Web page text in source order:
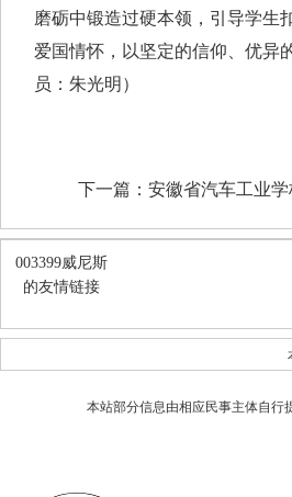
磨砺中锻造过硬本领，引导学生
爱国情怀，以坚定的信仰、优异
员：朱光明）
下一篇： 安徽省汽车工业
003399威尼斯
的友情链接
本站部分信息由相应民事主体自行